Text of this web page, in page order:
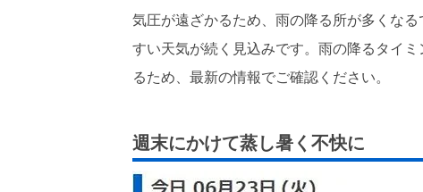
気圧が遠ざかるため、雨の降る所が多くな
すい天気が続く見込みです。雨の降るタイ
るため、最新の情報でご確認ください。
週末にかけて蒸し暑く不快に